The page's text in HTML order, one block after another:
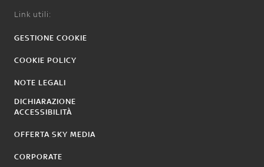
Link utili:
GESTIONE COOKIE
COOKIE POLICY
NOTE LEGALI
DICHIARAZIONE
ACCESSIBILITÀ
OFFERTA SKY MEDIA
CORPORATE